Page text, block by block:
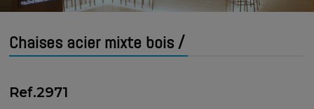
Chaises acier mixte bois /
Ref.2971